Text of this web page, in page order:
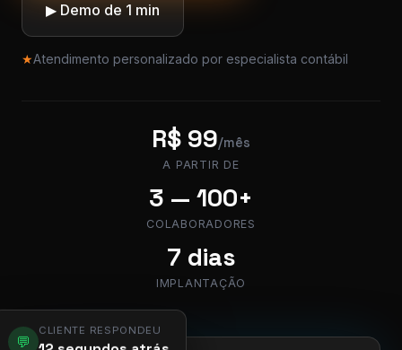
▶ Demo de 1 min
★Atendimento personalizado por especialista contábil
R$ 99/mês
A PARTIR DE
3 — 100+
COLABORADORES
7 dias
IMPLANTAÇÃO
CLIENTE RESPONDEU